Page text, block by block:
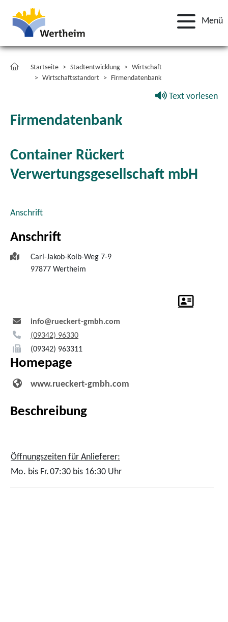
Menü
Startseite Stadtentwicklung
Wirtschaft
Wirtschaftsstandort
Firmendatenbank
Text vorlesen
Firmendatenbank
Container Rückert
Verwertungsgesellschaft mbH
Anschrift
Anschrift
Carl-Jakob-Kolb-Weg 7-9
97877 Wertheim
info@rueckert-gmbh.com
(09342) 96330
(09342) 963311
Homepage
www.rueckert-gmbh.com
Beschreibung
Öffnungszeiten für Anlieferer:
Mo. bis Fr.07:30 bis 16:30 Uhr